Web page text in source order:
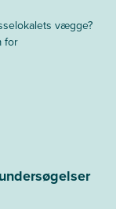
vægge?
for